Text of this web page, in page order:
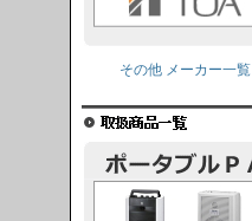
その他 メーカー一覧